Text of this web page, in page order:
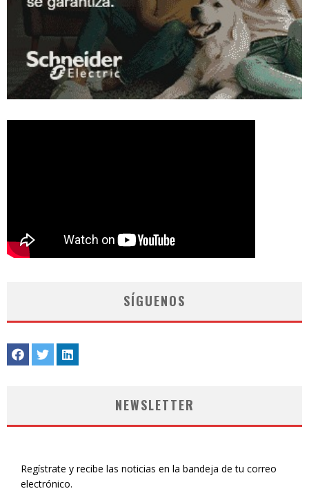
SÍGUENOS
NEWSLETTER
Regístrate y recibe las noticias en la bandeja de tu correo
electrónico.